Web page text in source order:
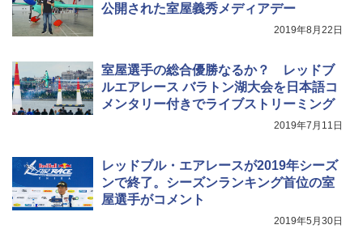
公開された室屋義秀メディアデー
2019年8月22日
室屋選手の総合優勝なるか？ レッドブ
ルエアレース バラトン湖大会を日本語コ
メンタリー付きでライブストリーミング
2019年7月11日
レッドブル・エアレースが2019年シーズ
ンで終了。シーズンランキング首位の室
屋選手がコメント
2019年5月30日